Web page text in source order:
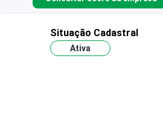
Situação Cadastral
Ativa